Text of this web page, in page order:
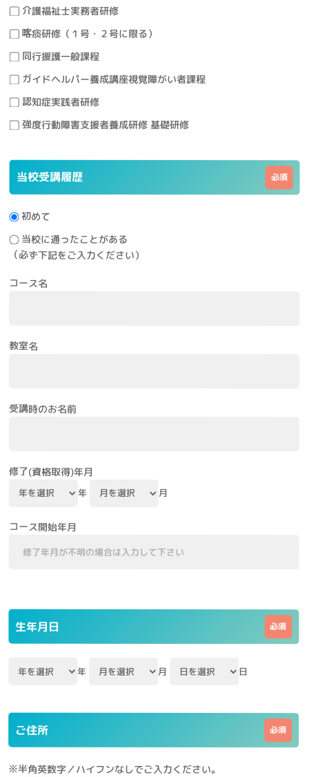
介護福祉士実務者研修
喀痰研修（１号・２号に限る）
同行援護一般課程
ガイドヘルパー養成講座視覚障がい者課程
認知症実践者研修
強度行動障害支援者養成研修 基礎研修
当校受講履歴
初めて
当校に通ったことがある
（必ず下記をご入力ください）
コース名
教室名
受講時のお名前
修了(資格取得)年月
年 月
コース開始年月
生年月日
年 月 日
ご住所
※半角英数字／ハイフンなしでご入力ください。